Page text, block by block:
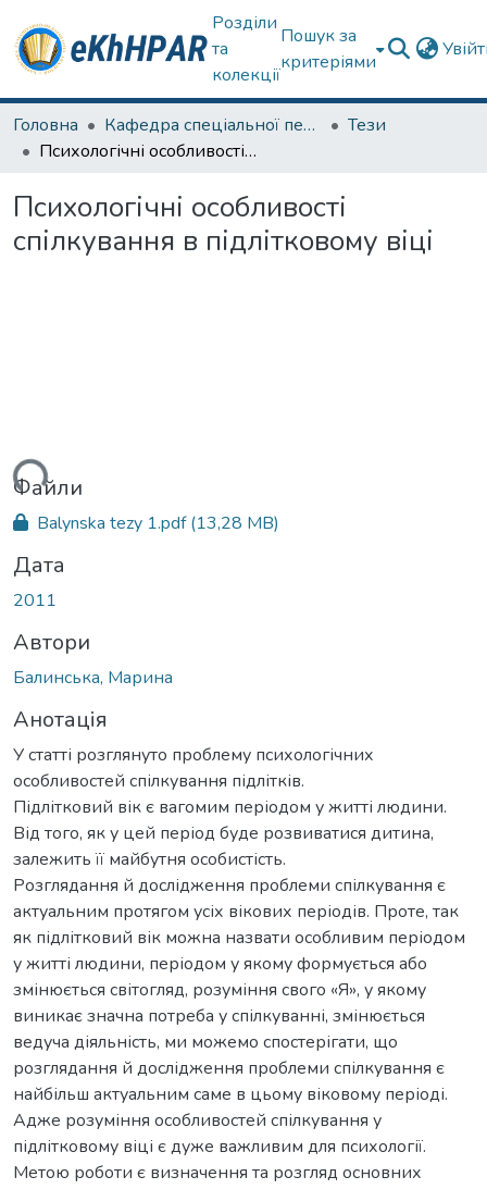
Розділи
та
колекції
Пошук за
критеріями
Головна Кафедра спеціальної педагогіки і психології та інклюзивної освіти
Тези
Психологічні особливості спілкування в підлітковому віці
Психологічні особливості
спілкування в підлітковому віці
Файли
Balynska tezy 1.pdf(13,28 MB)
Дата
2011
Автори
Балинська, Марина
Анотація
У статті розглянуто проблему психологічних
особливостей спілкування підлітків.
Підлітковий вік є вагомим періодом у житті людини.
Від того, як у цей період буде розвиватися дитина,
залежить її майбутня особистість.
Розглядання й дослідження проблеми спілкування є
актуальним протягом усіх вікових періодів. Проте, так
як підлітковий вік можна назвати особливим періодом
у житті людини, періодом у якому формується або
змінюється світогляд, розуміння свого «Я», у якому
виникає значна потреба у спілкуванні, змінюється
ведуча діяльність, ми можемо спостерігати, що
розглядання й дослідження проблеми спілкування є
найбільш актуальним саме в цьому віковому періоді.
Адже розуміння особливостей спілкування у
підлітковому віці є дуже важливим для психології.
Метою роботи є визначення та розгляд основних